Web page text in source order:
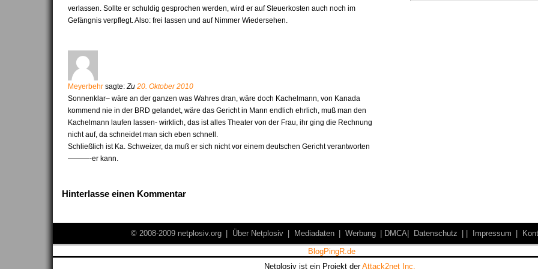
verlassen. Sollte er schuldig gesprochen werden, wird er auf Steuerkosten auch noch im
Gefängnis verpflegt. Also: frei lassen und auf Nimmer Wiedersehen.
Meyerbehr sagte:Zu 20. Oktober 2010
Sonnenklar– wäre an der ganzen was Wahres dran, wäre doch Kachelmann, von Kanada
kommend nie in der BRD gelandet, wäre das Gericht in Mann endlich ehrlich, muß man den
Kachelmann laufen lassen- wirklich, das ist alles Theater von der Frau, ihr ging die Rechnung
nicht auf, da schneidet man sich eben schnell.
Schließlich ist Ka. Schweizer, da muß er sich nicht vor einem deutschen Gericht verantworten
———-er kann.
Hinterlasse einen Kommentar
© 2008-2009 netplosiv.org Über Netplosiv Mediadaten Werbung DMCA| Datenschutz Impressum
Netplosiv ist ein Projekt derAttack2net Inc.